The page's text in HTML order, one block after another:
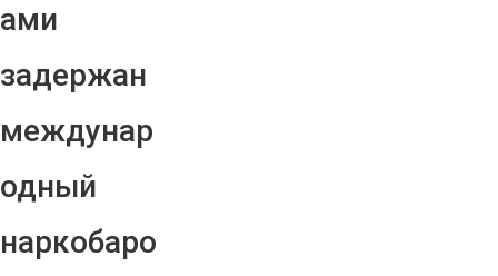
ами
задержан
междунар
одный
наркобаро